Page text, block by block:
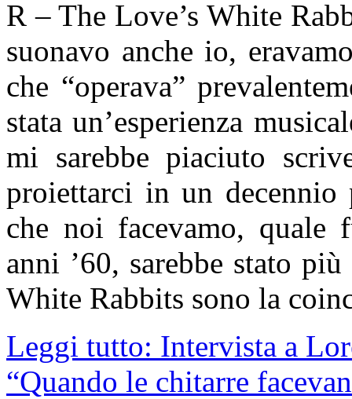
R – The Love’s White
suonavo anche io,
che “operava”
stata un’esperienza
mi sarebbe piaciuto
proiettarci in un
che noi facevamo, quale
anni ’60, sarebbe stato
White Rabbits sono la
Leggi tutto: Intervista a
“Quando le chitarre